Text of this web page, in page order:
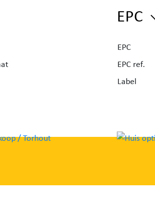
EPC
EPC
EPC ref.
Label